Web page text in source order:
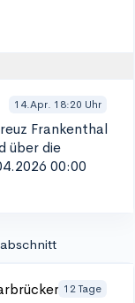
14.Apr. 18:20 Uhr
Frankenthal
über die
00:00
12 Tage